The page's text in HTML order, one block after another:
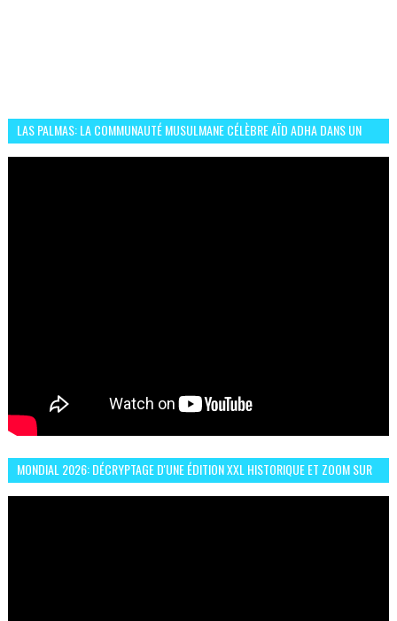
LAS PALMAS: LA COMMUNAUTÉ MUSULMANE CÉLÈBRE AÏD ADHA DANS UN
MONDIAL 2026: DÉCRYPTAGE D'UNE ÉDITION XXL HISTORIQUE ET ZOOM SUR